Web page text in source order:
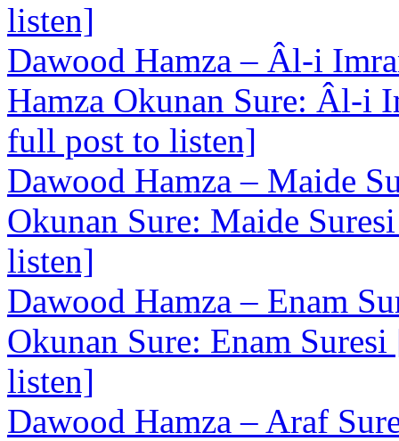
listen]
Dawood Hamza – Âl-i
Hamza Okunan Sure: Âl-i
full post to listen]
Dawood Hamza – Maide
Okunan Sure: Maide
listen]
Dawood Hamza – Enam
Okunan Sure: Enam
listen]
Dawood Hamza – Araf